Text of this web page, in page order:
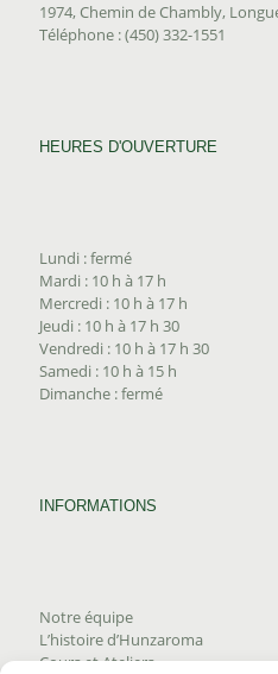
1974, Chemin de Chambly,
Téléphone : (450) 332-1551
HEURES D'OUVERTURE
Lundi : fermé
Mardi : 10 h à 17 h
Mercredi : 10 h à 17 h
Jeudi : 10 h à 17 h 30
Vendredi : 10 h à 17 h 30
Samedi : 10 h à 15 h
Dimanche : fermé
INFORMATIONS
Notre équipe
L’histoire d’Hunzaroma
Cours et Ateliers